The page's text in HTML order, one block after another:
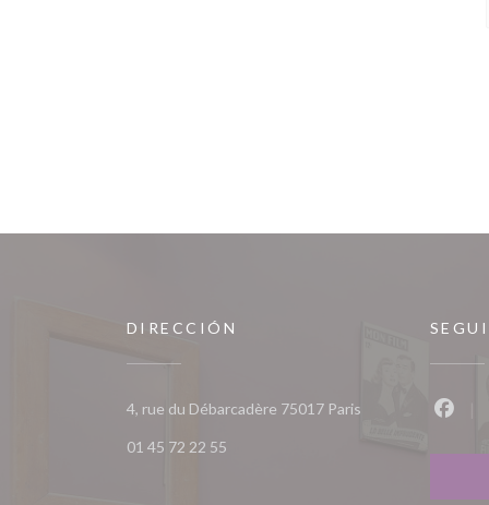
DIRECCIÓN
4, rue du Débarcadère 75017 Paris((abre en una
01 45 72 22 55